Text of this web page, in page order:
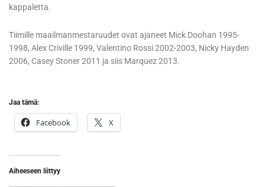
kappaletta.
Tiimille maailmanmestaruudet ovat ajaneet Mick Doohan 1995-
1998, Alex Criville 1999, Valentino Rossi 2002-2003, Nicky Hayden
2006, Casey Stoner 2011 ja siis Marquez 2013.
Jaa tämä:
Facebook X
Aiheeseen liittyy